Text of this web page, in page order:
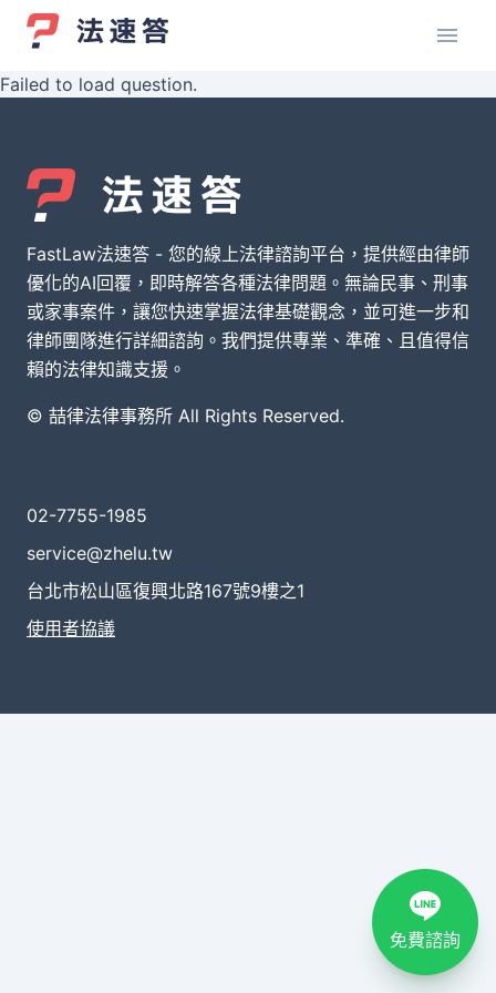
Failed to load question.
FastLaw法速答 - 您的線上法律諮詢平台，提供經由律師
優化的AI回覆，即時解答各種法律問題。無論民事、刑事
或家事案件，讓您快速掌握法律基礎觀念，並可進一步和
律師團隊進行詳細諮詢。我們提供專業、準確、且值得信
賴的法律知識支援。
© 喆律法律事務所 All Rights Reserved.
02-7755-1985
service@zhelu.tw
台北市松山區復興北路167號9樓之1
使用者協議
免費諮詢